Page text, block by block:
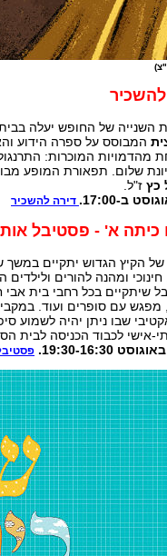
להשכיר
השנייה של החופש יעלה
המבוסס על ספרה הידוע
מהדמויות המוכרות:
יונת שלום. תפאורת המופע
כץ ז"ל.
דירה להשכיר
כיתה א' - פסטיבל
של הקיץ הגדוש יתקיים במשך
חינוכי ומהנה להורים
שיתקיים בכל רחבי בית אבי
מפגש עם סופרים ועוד.
שבו ניתן יהיה לשמוע
אישי לכבוד הכניסה לבית